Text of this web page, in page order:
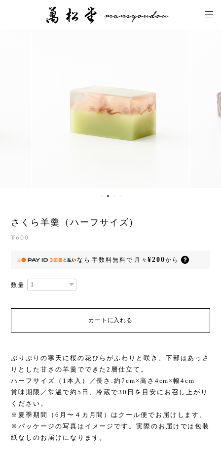
さくら羊羹（ハーフサイズ）
¥600
なら 手数料無料で 月々¥200から
数量
カートに入れる
ぷりぷりの寒天に桜の花びらがふわりと咲き、下部はあっさ
りとした甘さの羊羹でできた2層仕立て。
ハーフサイズ（1本入）／長さ:約7cm×高さ4cm×幅4cm
賞味期限／常温で約5日、冷蔵で30日を目安にお召し上がり
ください。
※夏季期間（6月〜４カ月間）はクール便でお届けします。
※パッケージの写真はイメージです。実際のお届けでは包装
紙なしのお届けになります。